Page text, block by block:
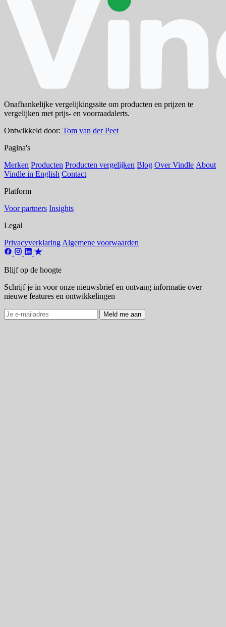
Onafhankelijke vergelijkingssite om producten en prijzen te
vergelijken met prijs- en voorraadalerts.
Ontwikkeld door: Tom van der Peet
Pagina's
Merken Producten Producten vergelijken Blog Over Vindle About
Vindle in English Contact
Platform
Voor partners Insights
Legal
Privacyverklaring Algemene voorwaarden
Blijf op de hoogte
Schrijf je in voor onze nieuwsbrief en ontvang informatie over
nieuwe features en ontwikkelingen
Meld me aan